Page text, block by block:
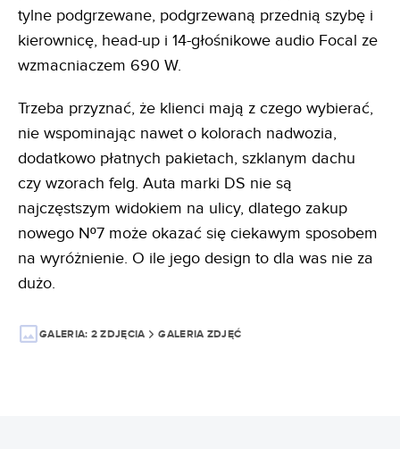
tylne podgrzewane, podgrzewaną przednią szybę i
kierownicę, head-up i 14-głośnikowe audio Focal ze
wzmacniaczem 690 W.
Trzeba przyznać, że klienci mają z czego wybierać,
nie wspominając nawet o kolorach nadwozia,
dodatkowo płatnych pakietach, szklanym dachu
czy wzorach felg. Auta marki DS nie są
najczęstszym widokiem na ulicy, dlatego zakup
nowego Nº7 może okazać się ciekawym sposobem
na wyróżnienie. O ile jego design to dla was nie za
dużo.
GALERIA: 2 ZDJĘCIA GALERIA ZDJĘĆ